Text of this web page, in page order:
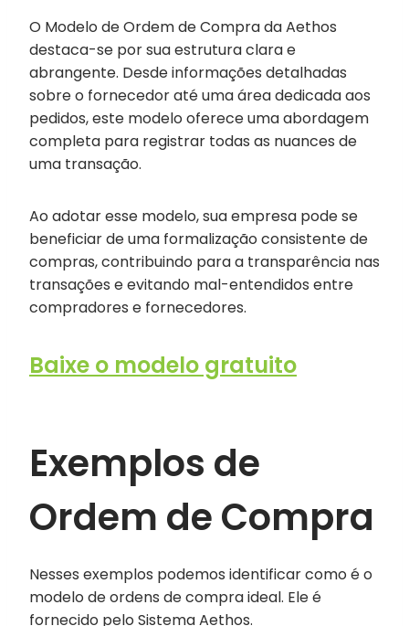
O Modelo de Ordem de Compra da Aethos
destaca-se por sua estrutura clara e
abrangente. Desde informações detalhadas
sobre o fornecedor até uma área dedicada aos
pedidos, este modelo oferece uma abordagem
completa para registrar todas as nuances de
uma transação.
Ao adotar esse modelo, sua empresa pode se
beneficiar de uma formalização consistente de
compras, contribuindo para a transparência nas
transações e evitando mal-entendidos entre
compradores e fornecedores.
Baixe o modelo gratuito
Exemplos de
Ordem de Compra
Nesses exemplos podemos identificar como é o
modelo de ordens de compra ideal. Ele é
fornecido pelo Sistema Aethos.